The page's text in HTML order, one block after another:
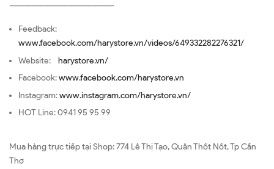
—————————————————
Feedback:
www.facebook.com/harystore.vn/videos/649332282276321/
Website: harystore.vn/
Facebook:www.facebook.com/harystore.vn
Instagram:www.instagram.com/harystore.vn/
HOT Line: 0941 95 95 99
Mua hàng trực tiếp tại Shop: 774 Lê Thị Tạo, Quận Thốt Nốt, Tp Cần
Thơ